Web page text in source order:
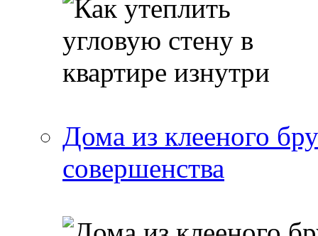
Дома из клееного
совершенства